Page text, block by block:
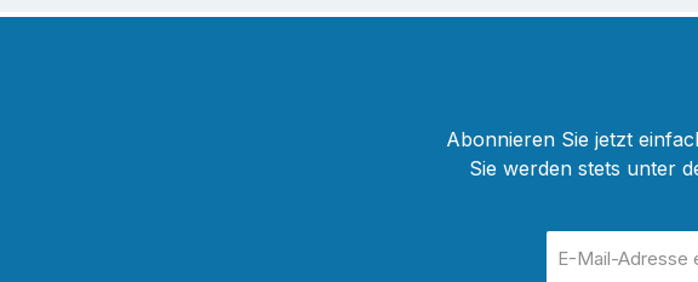
Abonnieren Sie jetzt
Sie werden stets unter
Mail-